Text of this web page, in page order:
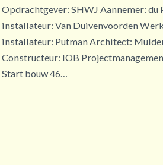
Opdrachtgever: SHWJ Aannemer: du
installateur: Van Duivenvoorden
installateur: Putman Architect:
Constructeur: IOB
Start bouw 46…